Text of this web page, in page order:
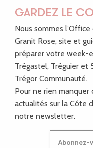
GARDEZ LE
Nous sommes
Granit Rose, site et
préparer votre week-
Trégastel, Tréguier et
Trégor Communauté.
Pour ne rien manquer
actualités sur la Côte
notre newsletter.